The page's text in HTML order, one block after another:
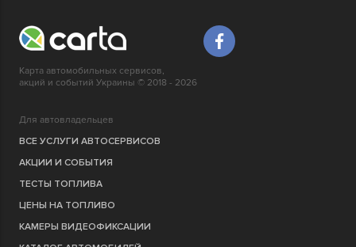
Карта автомобильных сервисов,
акций и событий Украины © 2018 - 2026
Для автовладельцев
ВСЕ УСЛУГИ АВТОСЕРВИСОВ
АКЦИИ И СОБЫТИЯ
ТЕСТЫ ТОПЛИВА
ЦЕНЫ НА ТОПЛИВО
КАМЕРЫ ВИДЕОФИКСАЦИИ